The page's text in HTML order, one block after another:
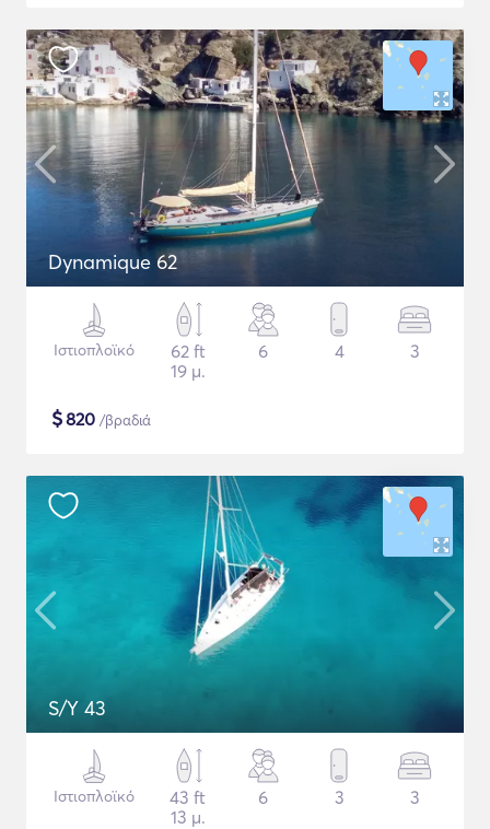
Dynamique 62
Ιστιοπλοϊκό
62 ft
19 μ.
6 4 3
$820 /βραδιά
S/Y 43
Ιστιοπλοϊκό
43 ft
13 μ.
6 3 3